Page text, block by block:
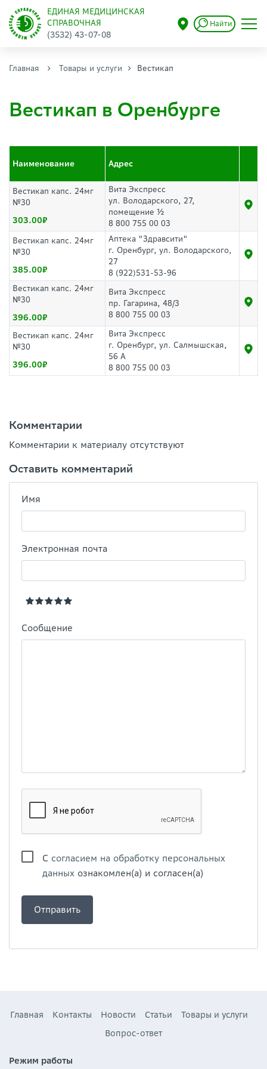
ЕДИНАЯ МЕДИЦИНСКАЯ
СПРАВОЧНАЯ
(3532) 43-07-08
Найти
Главная Товары и услуги Вестикап
Вестикап в Оренбурге
Наименование Адрес
Вестикап капс. 24мг
№30
303.00
Вита Экспресс
ул. Володарского, 27,
помещение ½
8 800 755 00 03
Вестикап капс. 24мг
№30
385.00
Аптека "Здравсити"
г. Оренбург, ул. Володарского,
27
8 (922)531-53-96
Вестикап капс. 24мг
№30
396.00
Вита Экспресс
пр. Гагарина, 48/3
8 800 755 00 03
Вестикап капс. 24мг
№30
396.00
Вита Экспресс
г. Оренбург, ул. Салмышская,
56 А
8 800 755 00 03
Комментарии
Комментарии к материалу отсутствуют
Оставить комментарий
Имя
Электронная почта
Сообщение
С согласием на обработку персональных
данных ознакомлен(а) и согласен(а)
Главная Контакты Новости Статьи
Товары и услуги
Вопрос-ответ
Режим работы